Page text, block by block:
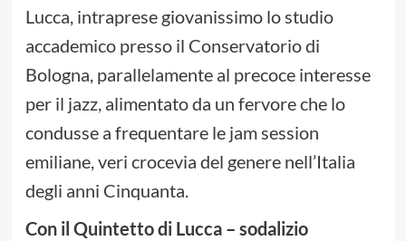
Lucca, intraprese giovanissimo lo studio
accademico presso il Conservatorio di
Bologna, parallelamente al precoce interesse
per il jazz, alimentato da un fervore che lo
condusse a frequentare le jam session
emiliane, veri crocevia del genere nell’Italia
degli anni Cinquanta.
Con il Quintetto di Lucca – sodalizio